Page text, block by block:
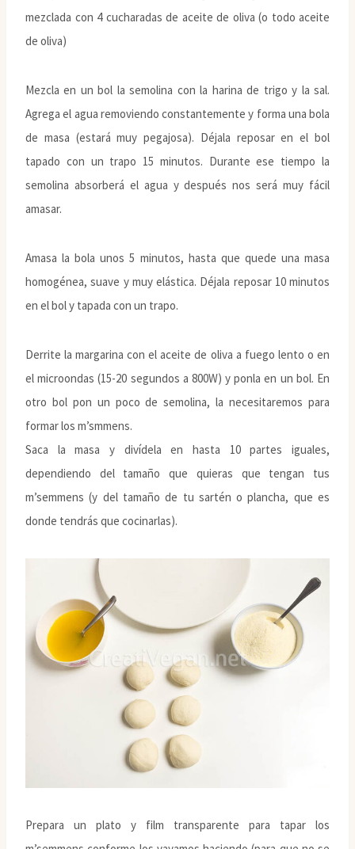
mezclada con 4 cucharadas de aceite de oliva (o todo aceite
de oliva)
Mezcla en un bol la semolina con la harina de trigo y la sal.
Agrega el agua removiendo constantemente y forma una bola
de masa (estará muy pegajosa). Déjala reposar en el bol
tapado con un trapo 15 minutos. Durante ese tiempo la
semolina absorberá el agua y después nos será muy fácil
amasar.
Amasa la bola unos 5 minutos, hasta que quede una masa
homogénea, suave y muy elástica. Déjala reposar 10 minutos
en el bol y tapada con un trapo.
Derrite la margarina con el aceite de oliva a fuego lento o en
el microondas (15-20 segundos a 800W) y ponla en un bol. En
otro bol pon un poco de semolina, la necesitaremos para
formar los m’smmens.
Saca la masa y divídela en hasta 10 partes iguales,
dependiendo del tamaño que quieras que tengan tus
m’semmens (y del tamaño de tu sartén o plancha, que es
donde tendrás que cocinarlas).
Prepara un plato y film transparente para tapar los